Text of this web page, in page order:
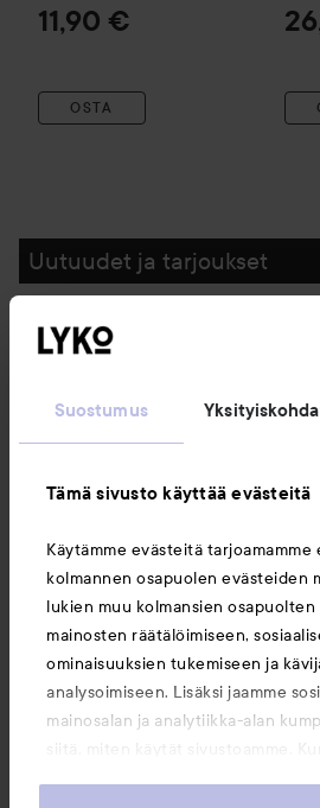
Suostumus
Tämä sivusto käyttää evästeitä
Käytämme evästeitä tarjoamamme
kolmannen osapuolen evästeiden
lukien muu kolmansien osapuolten
mainosten räätälöimiseen,
ominaisuuksien tukemiseen ja
analysoimiseen. Lisäksi jaamme
mainosalan ja analytiikka-alan
11,90 €
OSTA
Uutuudet ja tarjoukset
Seuraa meitä
Saattaisit myös tykätä